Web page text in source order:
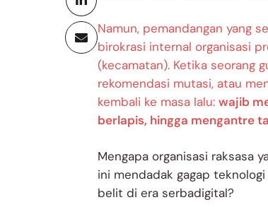
Namun, pemandangan yang
birokrasi internal organisasi
(kecamatan). Ketika seorang
rekomendasi mutasi, atau
kembali ke masa lalu: wajib
berlapis, hingga mengantre
Mengapa organisasi raksasa
ini mendadak gagap
belit di era serbadigital?